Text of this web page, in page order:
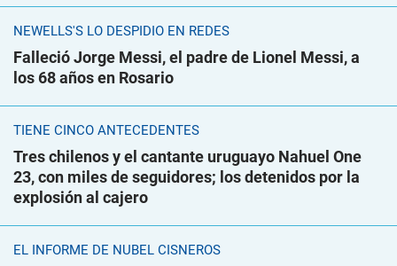
NEWELLS'S LO DESPIDIÓ EN REDES
Falleció Jorge Messi, el padre de Lionel Messi, a
los 68 años en Rosario
TIENE CINCO ANTECEDENTES
Tres chilenos y el cantante uruguayo Nahuel One
23, con miles de seguidores; los detenidos por la
explosión al cajero
EL INFORME DE NUBEL CISNEROS